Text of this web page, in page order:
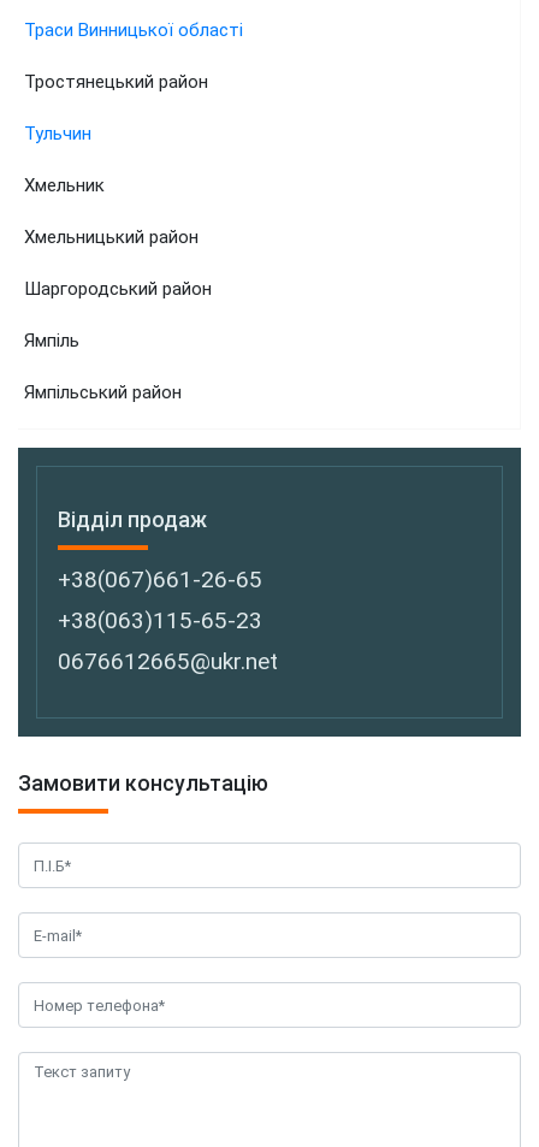
Траси Винницької області
Тростянецький район
Тульчин
Хмельник
Хмельницький район
Шаргородський район
Ямпіль
Ямпільський район
Відділ продаж
+38(067)661-26-65
+38(063)115-65-23
0676612665@ukr.net
Замовити консультацію